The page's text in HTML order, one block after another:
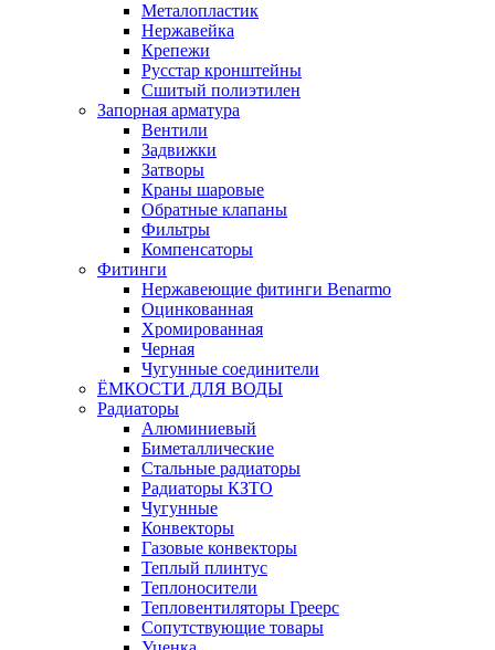
Металопластик
Нержавейка
Крепежи
Русстар кронштейны
Сшитый полиэтилен
Запорная арматура
Вентили
Задвижки
Затворы
Краны шаровые
Обратные клапаны
Фильтры
Компенсаторы
Фитинги
Нержавеющие фитинги Benarmo
Оцинкованная
Хромированная
Черная
Чугунные соединители
ЁМКОСТИ ДЛЯ ВОДЫ
Радиаторы
Алюминиевый
Биметаллические
Стальные радиаторы
Радиаторы КЗТО
Чугунные
Конвекторы
Газовые конвекторы
Теплый плинтус
Теплоносители
Тепловентиляторы Греерс
Сопутствующие товары